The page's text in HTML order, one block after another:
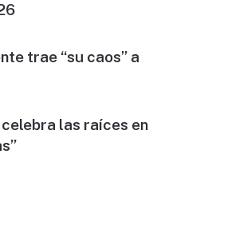
trae “su caos” a
las raíces en